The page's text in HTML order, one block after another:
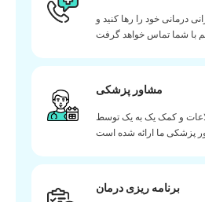
درمانی خود را رها کنید و
با شما تماس خواهد گرفت
مشاور پزشکی
و کمک یک به یک توسط
پزشکی ما ارائه شده است
برنامه ریزی درمان